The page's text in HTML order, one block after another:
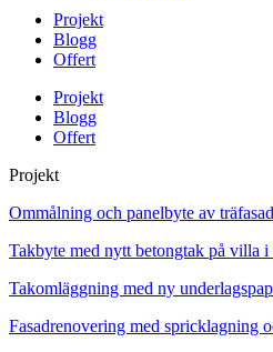
Projekt
Blogg
Offert
Projekt
Blogg
Offert
Projekt
Ommålning och panelbyte av
Takbyte med nytt betongtak på villa
Takomläggning med ny
Fasadrenovering med spricklagning